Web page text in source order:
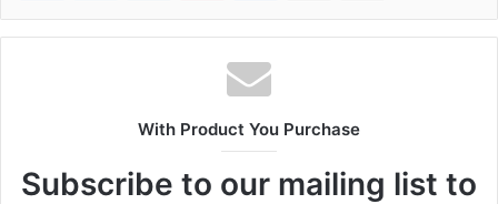
With Product You Purchase
Subscribe to our mailing list to